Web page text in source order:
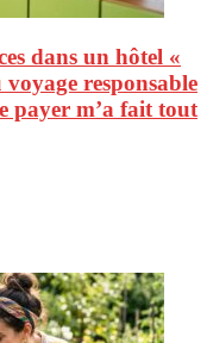
dans un hôtel «
responsable
payer m’a fait tout